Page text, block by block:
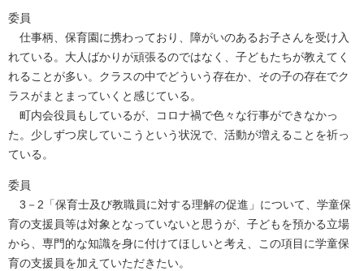
委員
仕事柄、保育園に携わっており、障がいのあるお子さんを受け入
れている。大人ばかりが頑張るのではなく、子どもたちが教えてく
れることが多い。クラスの中でどういう存在か、その子の存在でク
ラスがまとまっていくと感じている。
町内会役員もしているが、コロナ禍で色々な行事ができなかっ
た。少しずつ戻していこうという状況で、活動が増えることを祈っ
ている。
委員
3－2「保育士及び教職員に対する理解の促進」について、学童保
育の支援員等は対象となっていないと思うが、子どもを預かる立場
から、専門的な知識を身に付けてほしいと考え、この項目に学童保
育の支援員を加えていただきたい。